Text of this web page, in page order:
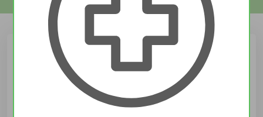
RUE PRINCIPALE, 43